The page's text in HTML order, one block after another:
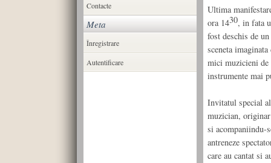
Ultima
ora 1430, in fata
fost deschis de
sceneta
mici muzicieni de
instrumente mai
Invitatul special
muzician,
si acompaniindu-
antreneze
care au cantat si
Contacte
Meta
Înregistrare
Autentificare